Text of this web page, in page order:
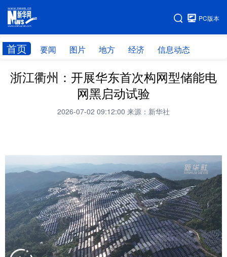
PC版本
首页 要闻 图片 地方 经济 信息动态
网站地图
首页 学习进行时
浙江衢州：开展华东首次构网型储能电
网黑启动试验
2026-07-02 09:12:00 来源：新华社